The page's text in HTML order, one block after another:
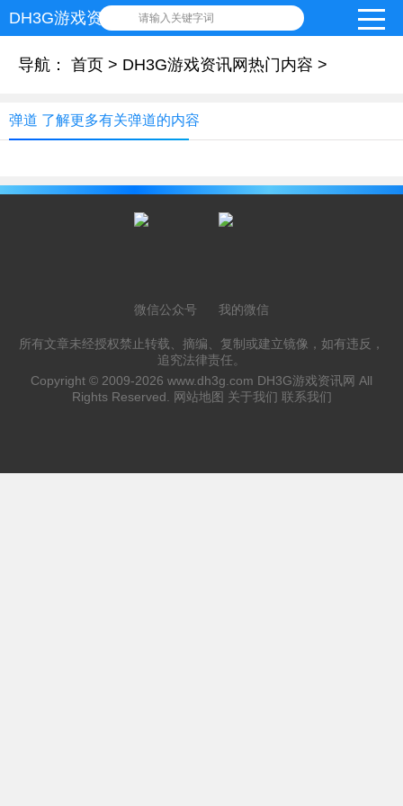
DH3G游戏资讯网 请输入关键字词
导航： 首页 > DH3G游戏资讯网热门内容 >
弹道 了解更多有关弹道的内容
微信公众号 我的微信
所有文章未经授权禁止转载、摘编、复制或建立镜像，如有违反，
追究法律责任。
Copyright © 2009-2026 www.dh3g.com DH3G游戏资讯网 All
Rights Reserved.
网站地图 关于我们 联系我们